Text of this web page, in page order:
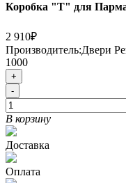
Коробка "Т" для
2 910₽
Производитель:Двери
1000
+
-
В корзину
Доставка
Оплата